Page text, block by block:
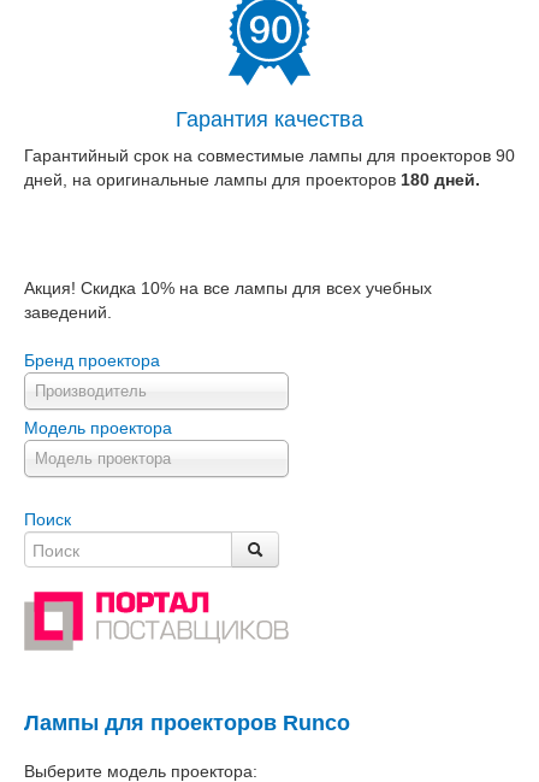
Гарантия качества
Гарантийный срок на совместимые лампы для проекторов 90
дней, на оригинальные лампы для проекторов 180 дней.
Акция! Скидка 10% на все лампы для всех учебных
заведений.
Бренд проектора
Производитель
Модель проектора
Модель проектора
Поиск
Лампы для проекторов Runco
Выберите модель проектора: